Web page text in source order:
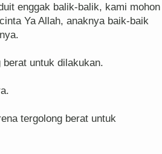
enggak balik-balik, kami mohon
Ya Allah, anaknya baik-baik
berat untuk dilakukan.
tergolong berat untuk